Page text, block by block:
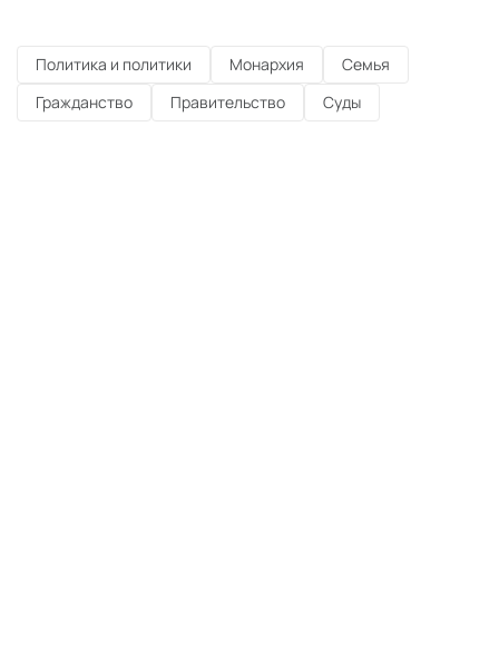
Политика и политики Монархия
Семья
Гражданство
Правительство Суды